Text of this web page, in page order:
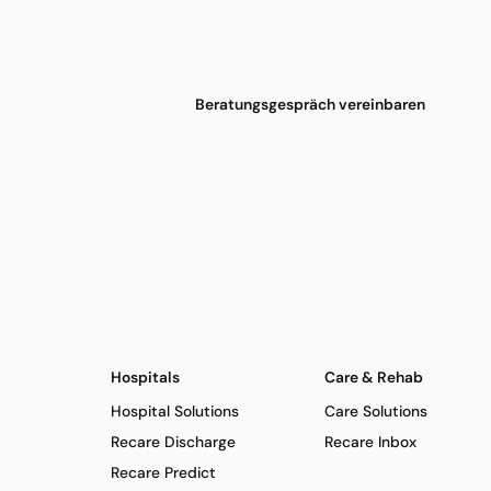
Beratungsgespräch vereinbaren
Hospitals
Hospital Solutions
Recare Discharge
Recare Predict
Care & Rehab
Care Solutions
Recare Inbox